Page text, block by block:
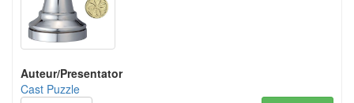
Auteur/Presentator
Cast Puzzle